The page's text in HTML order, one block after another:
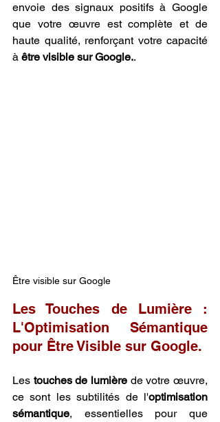
envoie des signaux positifs à Google
que votre œuvre est complète et de
haute qualité, renforçant votre capacité
à être visible sur Google..
Être visible sur Google
Les Touches de Lumière :
L'Optimisation Sémantique
pour Être Visible sur Google.
Les touches de lumière de votre œuvre,
ce sont les subtilités de l'optimisation
sémantique, essentielles pour que